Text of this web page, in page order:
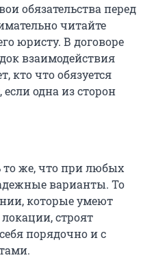
обязательства перед
читайте
юристу. В договоре
взаимодействия
кто что обязуется
одна из сторон
то же, что при любых
варианты. То
которые умеют
строят
порядочно и с